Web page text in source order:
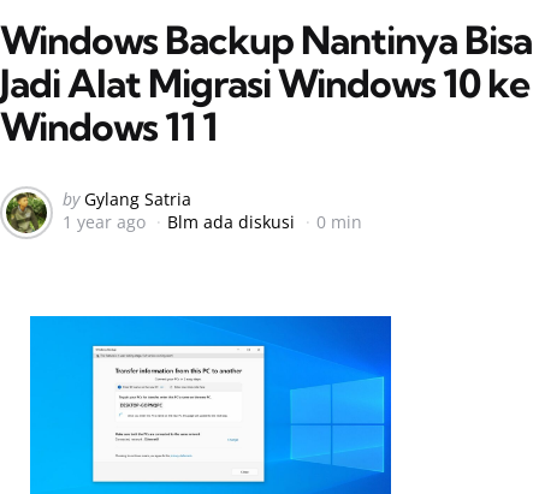
Windows Backup Nantinya Bisa
Jadi Alat Migrasi Windows 10 ke
Windows 11 1
Posted
by
by Gylang Satria
1 year ago
Blm ada diskusi 0 min